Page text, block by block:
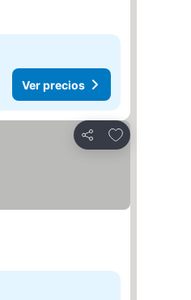
Ver precios
Compartir
Agregar a